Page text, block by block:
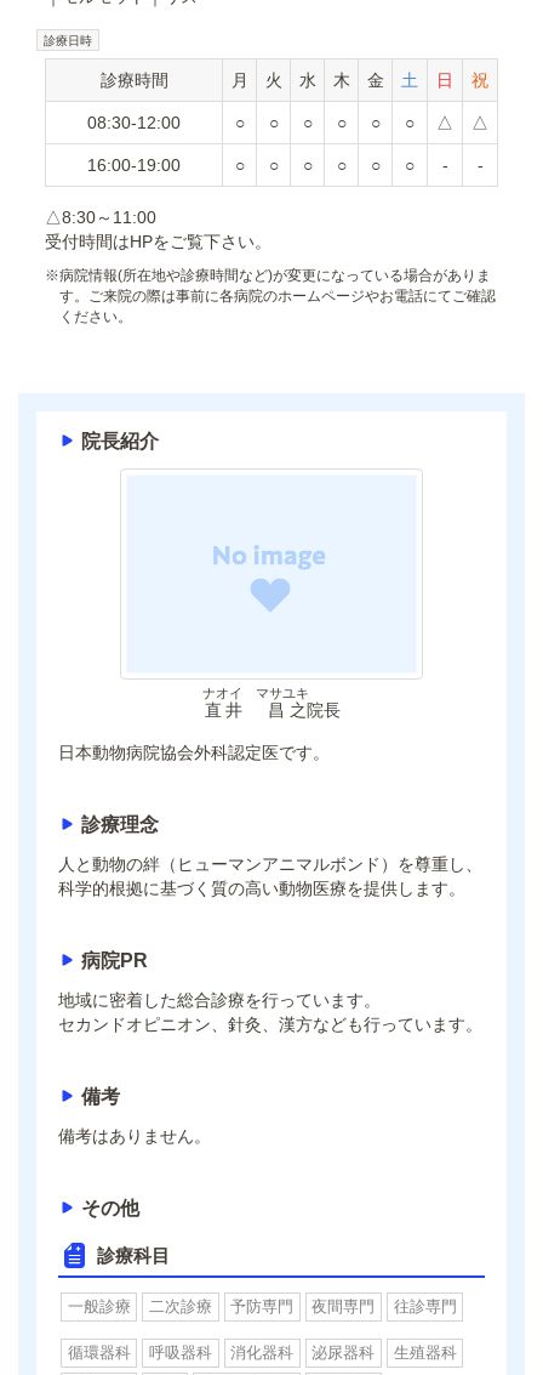
診療日時
診療時間 月 火 水 木 金 土 日 祝
08:30-12:00 ○ ○ ○ ○ ○ ○ △ △
16:00-19:00 ○ ○ ○ ○ ○ ○ - -
△8:30～11:00
受付時間はHPをご覧下さい。
※病院情報(所在地や診療時間など)が変更になっている場合がありま
す。ご来院の際は事前に各病院のホームページやお電話にてご確認
ください。
院長紹介
直井 昌之
ナオイ マサユキ
院長
日本動物病院協会外科認定医です。
診療理念
人と動物の絆（ヒューマンアニマルボンド）を尊重し、
科学的根拠に基づく質の高い動物医療を提供します。
病院PR
地域に密着した総合診療を行っています。
セカンドオピニオン、針灸、漢方なども行っています。
備考
備考はありません。
その他
診療科目
一般診療 二次診療 予防専門 夜間専門 往診専門
循環器科 呼吸器科 消化器科 泌尿器科
生殖器科